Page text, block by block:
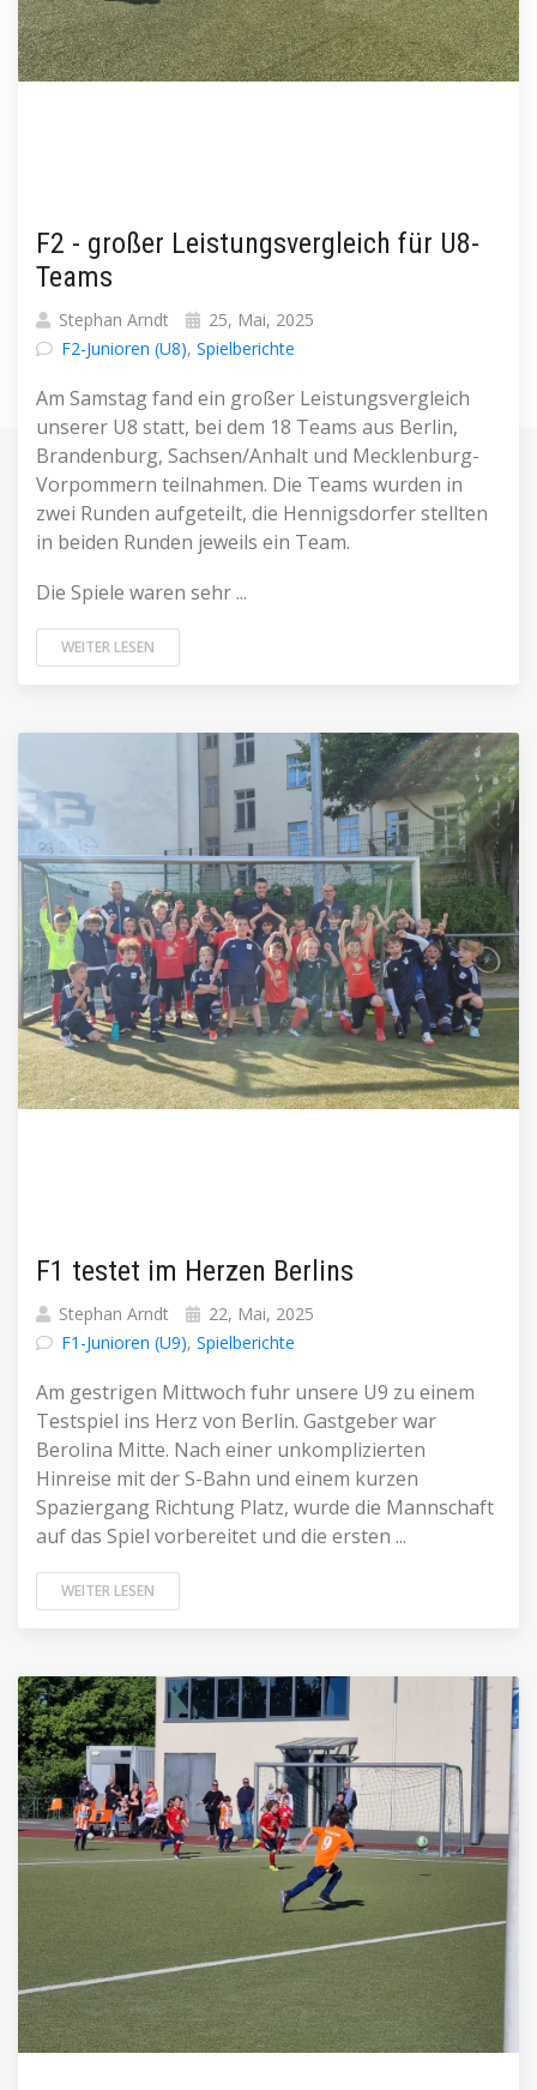
F2 - großer Leistungsvergleich für U8-
Teams
Stephan Arndt
25, Mai, 2025
F2-Junioren (U8), Spielberichte
Am Samstag fand ein großer Leistungsvergleich
unserer U8 statt, bei dem 18 Teams aus Berlin,
Brandenburg, Sachsen/Anhalt und Mecklenburg-
Vorpommern teilnahmen. Die Teams wurden in
zwei Runden aufgeteilt, die Hennigsdorfer stellten
in beiden Runden jeweils ein Team.
Die Spiele waren sehr ...
WEITER LESEN
F1 testet im Herzen Berlins
Stephan Arndt
22, Mai, 2025
F1-Junioren (U9), Spielberichte
Am gestrigen Mittwoch fuhr unsere U9 zu einem
Testspiel ins Herz von Berlin. Gastgeber war
Berolina Mitte. Nach einer unkomplizierten
Hinreise mit der S-Bahn und einem kurzen
Spaziergang Richtung Platz, wurde die Mannschaft
auf das Spiel vorbereitet und die ersten ...
WEITER LESEN